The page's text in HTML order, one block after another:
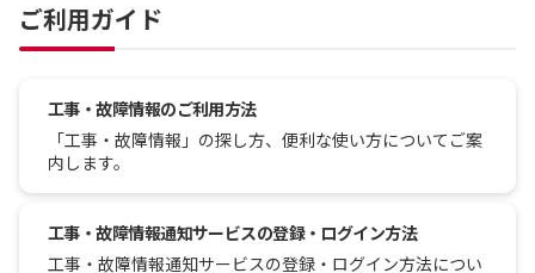
ご利用ガイド
工事・故障情報のご利用方法
「工事・故障情報」の探し方、便利な使い方についてご案
内します。
工事・故障情報通知サービスの登録・ログイン方法
工事・故障情報通知サービスの登録・ログイン方法につい